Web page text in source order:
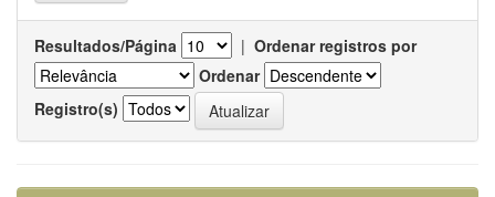
Resultados/Página | Ordenar registros por
Ordenar
Registro(s)